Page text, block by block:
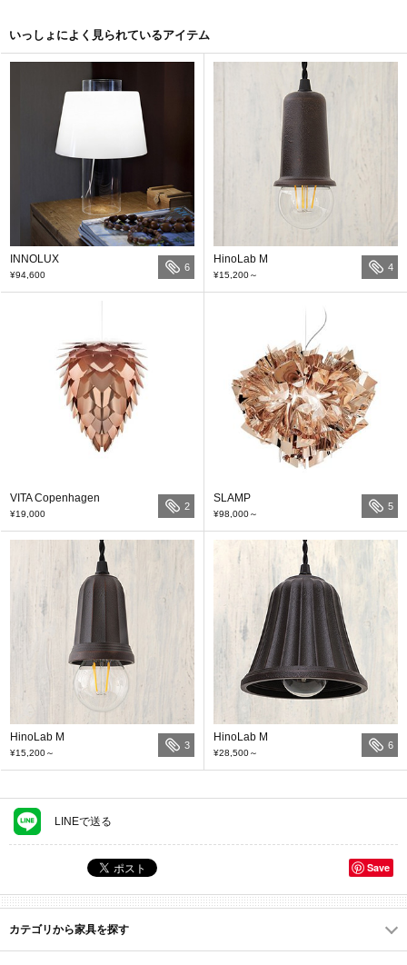
いっしょによく見られているアイテム
INNOLUX
¥94,600
6
HinoLab M
¥15,200～
4
VITA Copenhagen
¥19,000
2
SLAMP
¥98,000～
5
HinoLab M
¥15,200～
3
HinoLab M
¥28,500～
6
LINEで送る
Save
カテゴリから家具を探す